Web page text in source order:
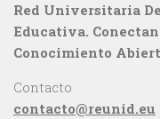
Red Universitaria
Educativa.
Conocimiento
Contacto
contacto@reunid.eu